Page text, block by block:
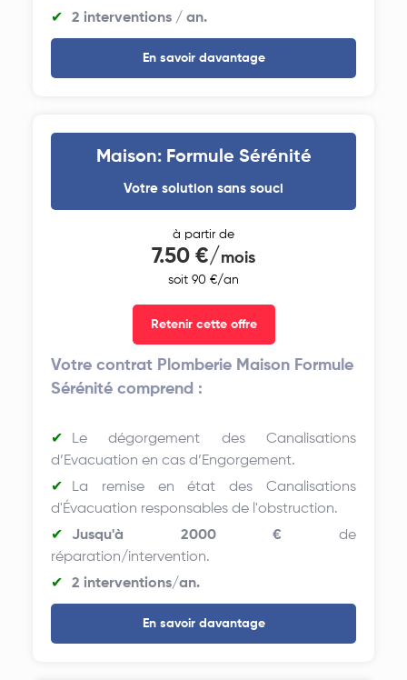
2 interventions / an.
En savoir davantage
Maison: Formule Sérénité
Votre solution sans souci
à partir de
7.50 €/mois
soit 90 €/an
Retenir cette offre
Votre contrat Plomberie Maison Formule
Sérénité comprend :
Le dégorgement des Canalisations
d’Evacuation en cas d’Engorgement.
La remise en état des Canalisations
d'Évacuation responsables de l'obstruction.
Jusqu'à 2000 € de
réparation/intervention.
2 interventions/an.
En savoir davantage